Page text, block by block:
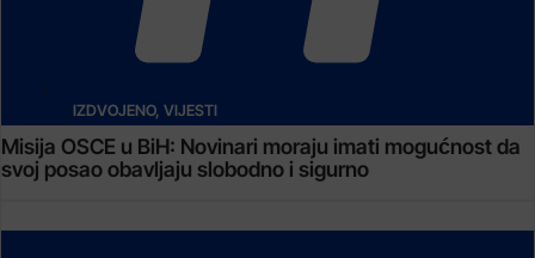
IZDVOJENO, VIJESTI
Misija OSCE u BiH: Novinari moraju imati mogućnost da
svoj posao obavljaju slobodno i sigurno